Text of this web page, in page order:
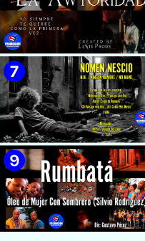
🟡 Tico González - ¨Aunque se
pare la mula¨ - Videoclip -
Dirección: John Meriles -
Roberto C. González
🟢 Hanoy La Awtoridad |
¨Siempre Tú¨ | Director:
LEWIS.PRODS | Videoclip |
Música Urbana Cubana |
Artistas Cubanos | Canción |
CUBA
🟢 Paisaje con Río | NOMEN
NESCIO, basado en la obra
musical ¨Niño siniestro¨ |